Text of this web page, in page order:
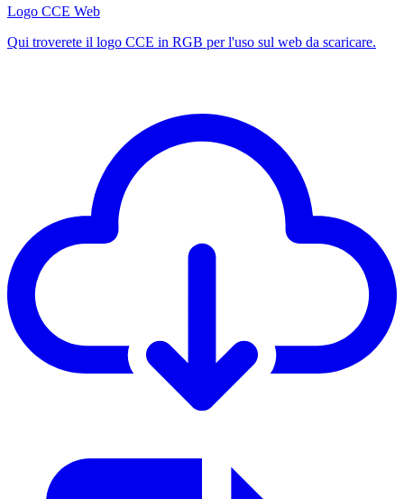
Logo CCE Web
Qui troverete il logo CCE in RGB per l'uso sul web da scaricare.